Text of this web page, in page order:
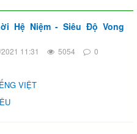
Hệ Niệm - Siêu Độ Vong
11:31 5054 0
VIỆT